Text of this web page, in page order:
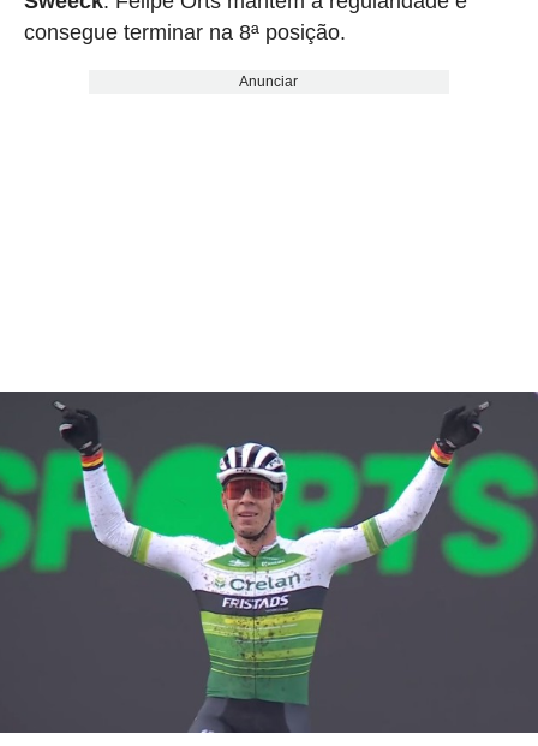
consegue terminar na 8ª posição.
Anunciar